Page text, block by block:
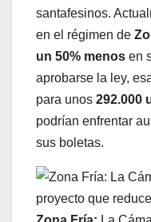
santafesinos.
en el régimen de
un 50% menos en
aprobarse la ley,
para unos 292.000
podrían enfrentar
sus boletas.